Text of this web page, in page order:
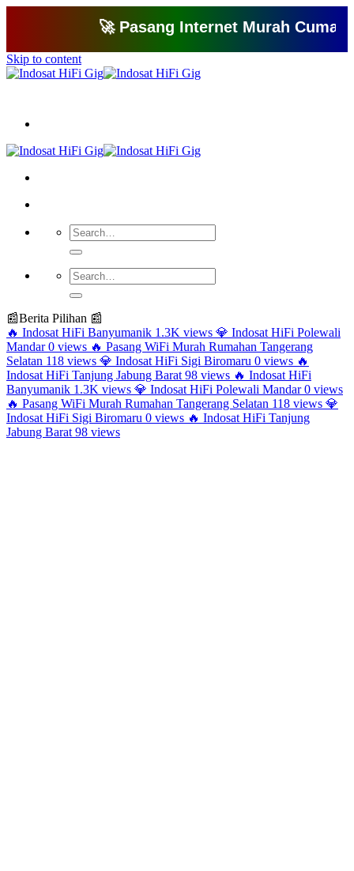
🚀 Pasang Internet Murah Cuma 150
Skip to content
📰Berita Pilihan 📰
🔥 Indosat HiFi Banyumanik 1.3K views 💎 Indosat HiFi Polewali
Mandar 0 views 🔥 Pasang WiFi Murah Rumahan Tangerang
Selatan 118 views 💎 Indosat HiFi Sigi Biromaru 0 views 🔥
Indosat HiFi Tanjung Jabung Barat 98 views 🔥 Indosat HiFi
Banyumanik 1.3K views 💎 Indosat HiFi Polewali Mandar 0 views
🔥 Pasang WiFi Murah Rumahan Tangerang Selatan 118 views 💎
Indosat HiFi Sigi Biromaru 0 views 🔥 Indosat HiFi Tanjung
Jabung Barat 98 views